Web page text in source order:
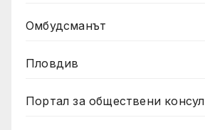
Омбудсманът
Пловдив
Портал за обществени